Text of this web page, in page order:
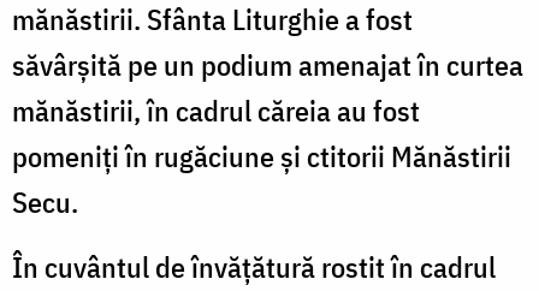
mănăstirii. Sfânta Liturghie a fost
săvârșită pe un podium amenajat în curtea
mănăstirii, în cadrul căreia au fost
pomeniți în rugăciune și ctitorii Mănăstirii
Secu.
În cuvântul de învățătură rostit în cadrul